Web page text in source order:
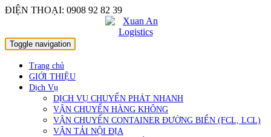
ĐIỆN THOẠI: 0908 92 82 39
Toggle navigation
Trang chủ
GIỚI THIỆU
Dịch Vụ
DỊCH VỤ CHUYỂN PHÁT NHANH
VẬN CHUYỂN HÀNG KHÔNG
VẬN CHUYỂN CONTAINER ĐƯỜNG BIỂN (FCL, LCL)
VẬN TẢI NỘI ĐỊA